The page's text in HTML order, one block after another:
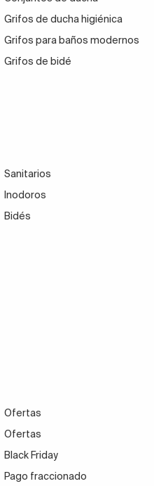
Grifos de ducha higiénica
Grifos para baños modernos
Grifos de bidé
Sanitarios
Inodoros
Bidés
Ofertas
Ofertas
Black Friday
Pago fraccionado